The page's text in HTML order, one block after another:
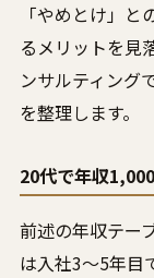
「やめとけ」
るメリットを見
ンサルティング
を整理します。
20代で年収
前述の年収テー
は入社3〜5年目